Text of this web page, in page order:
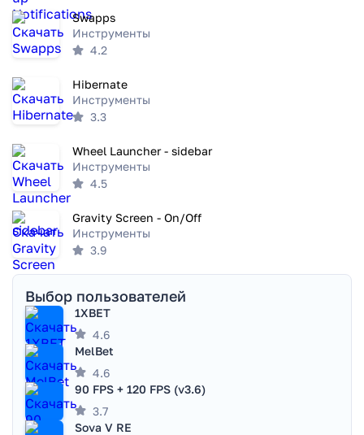
Swapps
Инструменты
4.2
Hibernate
Инструменты
3.3
Wheel Launcher - sidebar
Инструменты
4.5
Gravity Screen - On/Off
Инструменты
3.9
Выбор пользователей
1XBET
4.6
MelBet
4.6
90 FPS + 120 FPS (v3.6)
3.7
Sova V RE